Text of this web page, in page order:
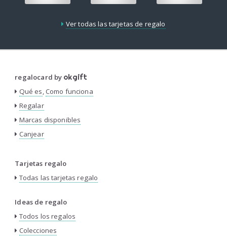
Ver todas las tarjetas de regalo
regalocard by okgift
Qué es, Como funciona
Regalar
Marcas disponibles
Canjear
Tarjetas regalo
Todas las tarjetas regalo
Ideas de regalo
Todos los regalos
Colecciones